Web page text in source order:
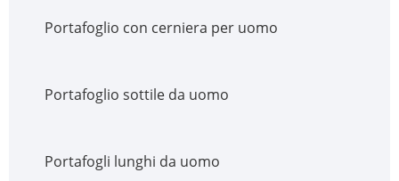
Portafoglio con cerniera per uomo
Portafoglio sottile da uomo
Portafogli lunghi da uomo